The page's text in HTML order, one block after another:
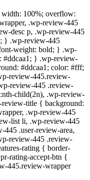
100%; overflow:
.wp-review-445
desc p, .wp-review-445
} .wp-review-445
weight: bold; } .wp-
#ddcaa1; } .wp-review-
#ddcaa1; color: #fff;
review-445.review-
review-445 .review-
child(2n), .wp-review-
review-title { background:
.wp-review-445
list li, .wp-review-445
.user-review-area,
review-445 .review-
rating { border-
rating-accept-btn {
445.review-wrapper